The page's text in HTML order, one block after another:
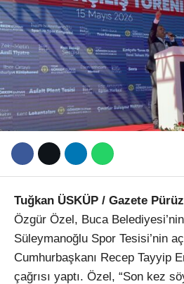
Tuğkan ÜSKÜP / Gazete
Özgür Özel, Buca
Süleymanoğlu Spor Tesisi’nin
Cumhurbaşkanı Recep Tayyip
çağrısı yaptı. Özel, “Son kez